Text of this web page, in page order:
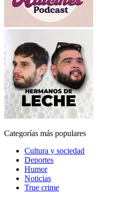
Categorías más populares
Cultura y sociedad
Deportes
Humor
Noticias
True crime